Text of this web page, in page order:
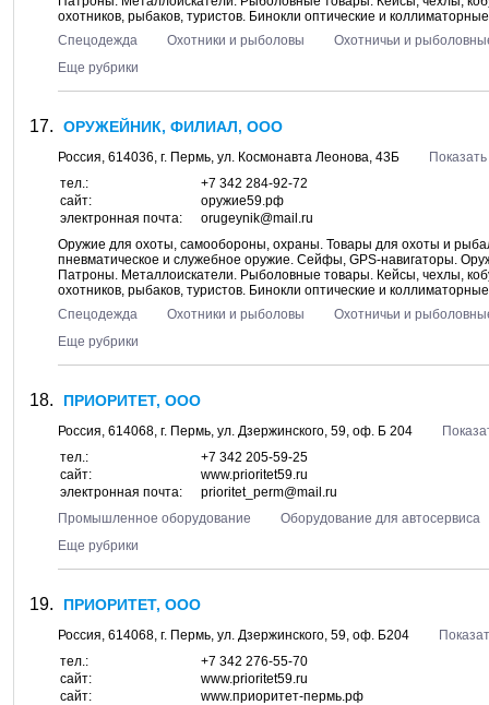
охотников, рыбаков, туристов. Бинокли оптические и
Спецодежда
Охотники и рыболовы
Охотничьи и
Еще рубрики
ОРУЖЕЙНИК, ФИЛИАЛ, ООО
Россия, 614036, г. Пермь, ул. Космонавта Леонова, 43Б
тел.:
+7 342 284-92-72
сайт:
оружие59.рф
электронная почта:
orugeynik@mail.ru
Оружие для охоты, самообороны, охраны. Товары для охоты и
пневматическое и служебное оружие. Сейфы, GPS-навигаторы.
Патроны. Металлоискатели. Рыболовные товары. Кейсы, чехлы,
охотников, рыбаков, туристов. Бинокли оптические и
Спецодежда
Охотники и рыболовы
Охотничьи и
Еще рубрики
ПРИОРИТЕТ, ООО
Россия, 614068, г. Пермь, ул. Дзержинского, 59, оф. Б 204
тел.:
+7 342 205-59-25
сайт:
www.prioritet59.ru
электронная почта:
prioritet_perm@mail.ru
Промышленное оборудование
Оборудование для автосервиса
Еще рубрики
ПРИОРИТЕТ, ООО
Россия, 614068, г. Пермь, ул. Дзержинского, 59, оф. Б204
тел.:
+7 342 276-55-70
сайт:
www.prioritet59.ru
сайт:
www.приоритет-пермь.рф